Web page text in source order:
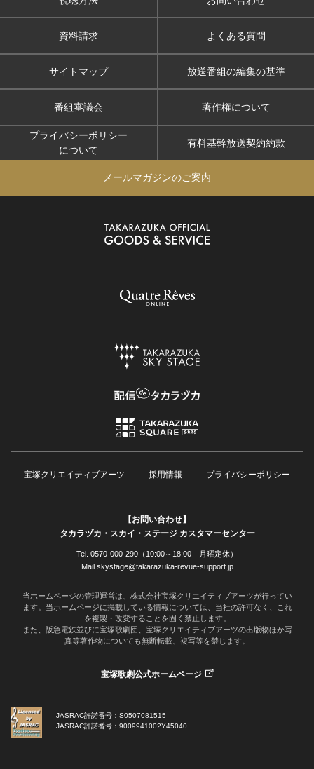
資料請求 よくある質問
サイトマップ 放送番組の編集の基準
番組審議会 著作権について
プライバシーポリシー
について
有料基幹放送契約約款
メールマガジンのご案内
宝塚クリエイティブアーツ 採用情報 プライバシーポリシー
【お問い合わせ】
タカラヅカ・スカイ・ステージ カスタマーセンター
Tel. 0570-000-290（10:00～18:00 月曜定休）
Mail skystage@takarazuka-revue-support.jp
当ホームページの管理運営は、株式会社宝塚クリエイティブアーツが行ってい
ます。当ホームページに掲載している情報については、当社の許可なく、これ
を複製・改変することを固く禁止します。
また、阪急電鉄並びに宝塚歌劇団、宝塚クリエイティブアーツの出版物ほか写
真等著作物についても無断転載、複写等を禁じます。
宝塚歌劇公式ホームページ
JASRAC許諾番号：S0507081515
JASRAC許諾番号：9009941002Y45040